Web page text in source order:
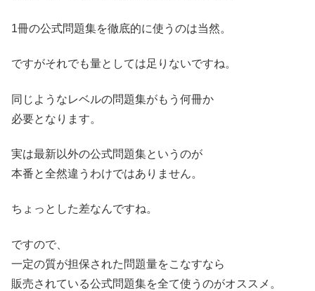
1冊の公式問題集を徹底的に使うのは当然。
ですがそれでも量としては足りないですね。
同じようなレベルの問題集がもう何冊か
必要となります。
実は最新以外の公式問題集というのが
本番と全然違うわけではありません。
ちょっとした差なんですね。
ですので、
一定の質が担保された問題量をこなすなら
販売されている公式問題集を全て使うのがオススメ。